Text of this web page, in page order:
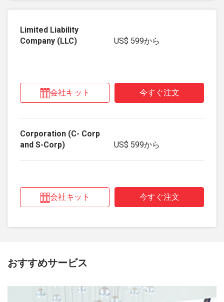
US$ 599から
会社キット 今すぐ注文
US$ 599から
会社キット 今すぐ注文
おすすめサービス